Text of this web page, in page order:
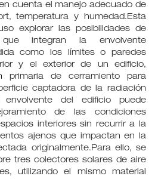
cuenta el manejo adecuado de
temperatura y humedad.Esta
explorar las posibilidades de
integran la envolvente
como los límites o paredes
y el exterior de un edificio,
primaria de cerramiento para
captadora de la radiación
del edificio puede
de las condiciones
interiores sin recurrir a la
ajenos que impactan en la
originalmente.Para ello, se
tres colectores solares de aire
utilizando el mismo material